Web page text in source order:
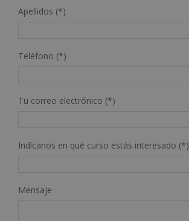
Apellidos (*)
Teléfono (*)
Tu correo electrónico (*)
Indícanos en qué curso estás interesado (*)
Mensaje